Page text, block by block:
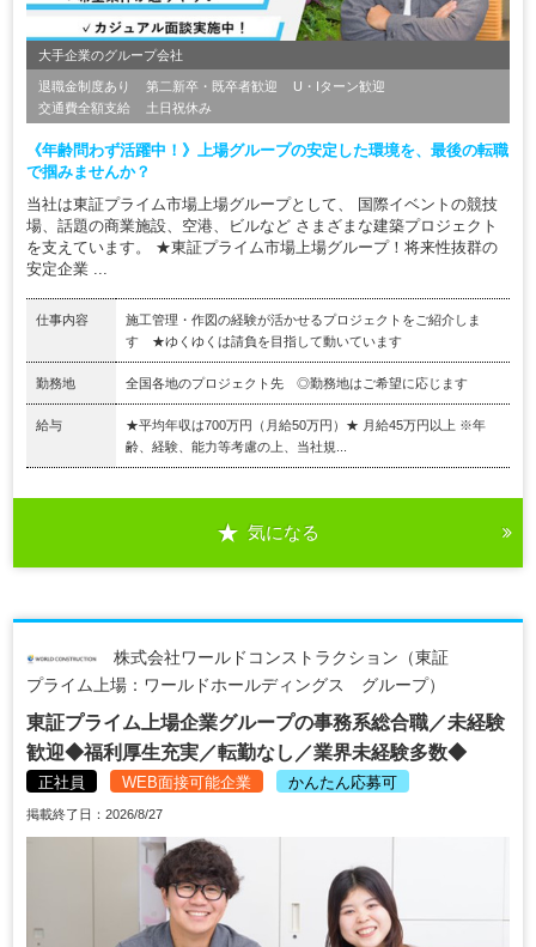
大手企業のグループ会社
退職金制度あり 第二新卒・既卒者歓迎
U・Iターン歓迎
交通費全額支給
土日祝休み
《年齢問わず活躍中！》上場グループの安定した環境を、最後の転職
で掴みませんか？
当社は東証プライム市場上場グループとして、 国際イベントの競技
場、話題の商業施設、空港、ビルなど さまざまな建築プロジェクト
を支えています。 ★東証プライム市場上場グループ！将来性抜群の
安定企業 ...
仕事内容
施工管理・作図の経験が活かせるプロジェクトをご紹介しま
す ★ゆくゆくは請負を目指して動いています
勤務地 全国各地のプロジェクト先 ◎勤務地はご希望に応じます
給与
★平均年収は700万円（月給50万円）★ 月給45万円以上 ※年
齢、経験、能力等考慮の上、当社規...
気になる
株式会社ワールドコンストラクション（東証
プライム上場：ワールドホールディングス グループ）
東証プライム上場企業グループの事務系総合職／未経験
歓迎◆福利厚生充実／転勤なし／業界未経験多数◆
正社員 WEB面接可能企業 かんたん応募可
掲載終了日：2026/8/27